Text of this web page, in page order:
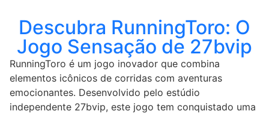
Descubra RunningToro: O
Jogo Sensação de 27bvip
RunningToro é um jogo inovador que combina
elementos icônicos de corridas com aventuras
emocionantes. Desenvolvido pelo estúdio
independente 27bvip, este jogo tem conquistado uma